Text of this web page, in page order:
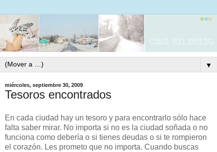
▼
miércoles, septiembre 30, 2009
Tesoros encontrados
En cada ciudad hay un tesoro y para encontrarlo sólo hace
falta saber mirar. No importa si no es la ciudad soñada o no
funciona como debería o si tienes deudas o si te rompieron
el corazón. Les prometo que no importa. Cuando buscas